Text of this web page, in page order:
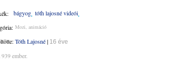
bágyog tóth lajosné videói
Mozi, animáció
Tóth Lajosné| 16 éve
ember.